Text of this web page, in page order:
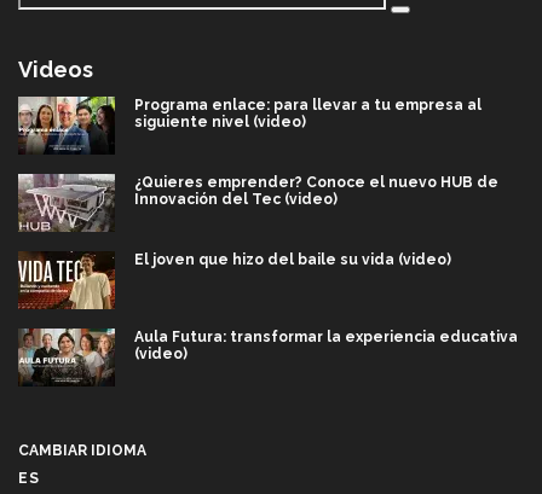
Videos
Programa enlace: para llevar a tu empresa al
siguiente nivel (video)
¿Quieres emprender? Conoce el nuevo HUB de
Innovación del Tec (video)
El joven que hizo del baile su vida (video)
Aula Futura: transformar la experiencia educativa
(video)
CAMBIAR IDIOMA
ES